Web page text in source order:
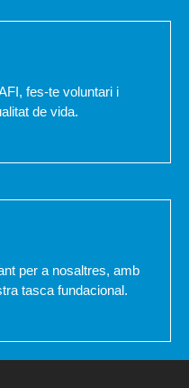
fes-te voluntari i
de vida.
per a nosaltres, amb
tasca fundacional.